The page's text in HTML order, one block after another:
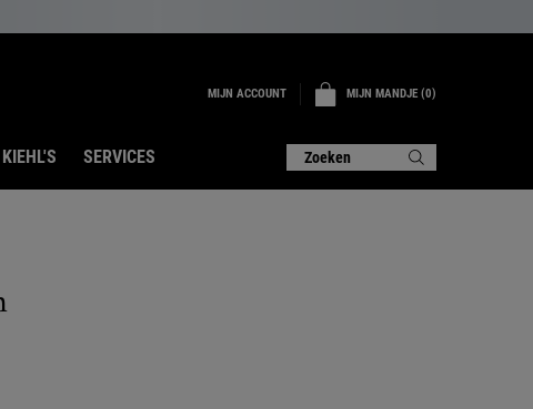
MIJN ACCOUNT MIJN MANDJE 0
0 PRODUCT
SERVICES Zoeken